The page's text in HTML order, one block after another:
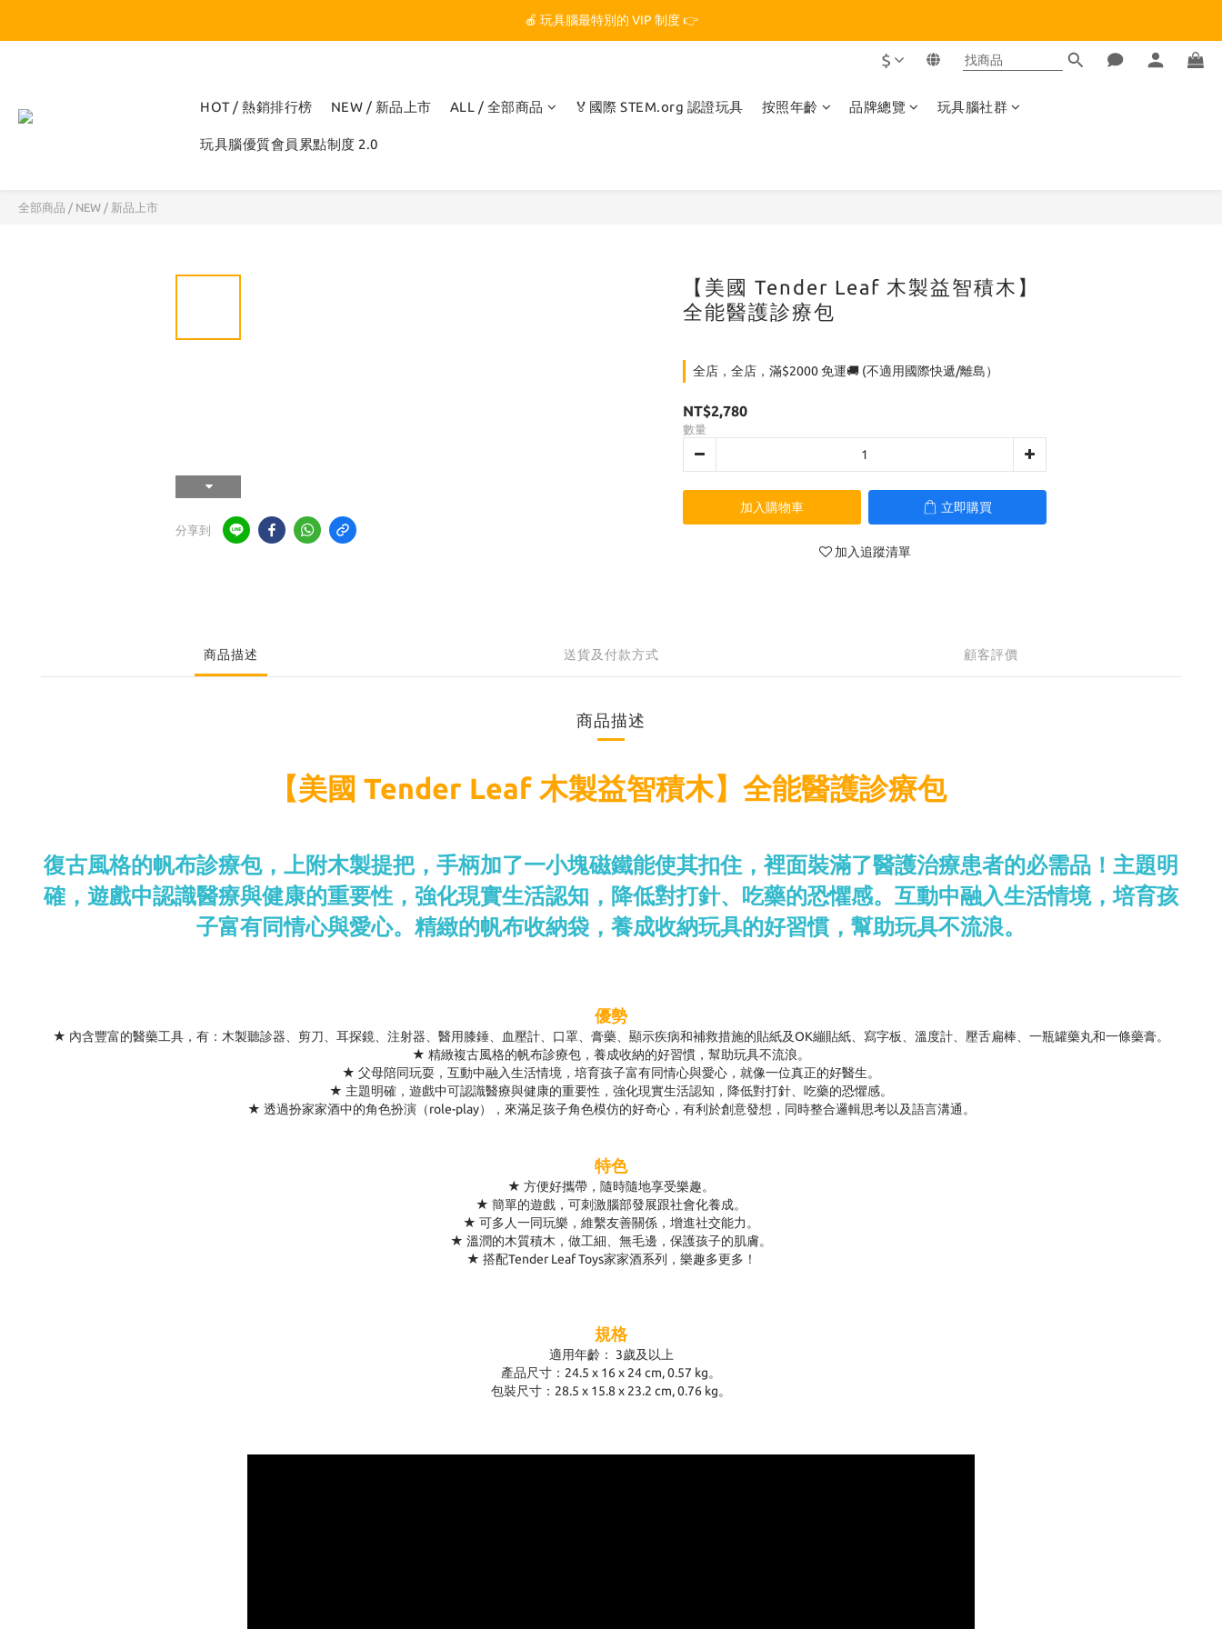
🏆 玩具腦是全台第一個獲得 STEM.org 教育平台
🍎 玩具腦最特別的 VIP 制度 👉
$
HOT / 熱銷排行榜 NEW / 新品上市 ALL / 全部商品 🏅國際 STEM.org 認證玩具 按照年齡 品牌總覽 玩具腦社群
玩具腦優質會員累點制度 2.0
全部商品 / NEW / 新品上市
分享到
【美國 Tender Leaf 木製益智積木】
全能醫護診療包
全店，全店，滿$2000 免運🚚 (不適用國際快遞/離島）
NT$2,780
數量
加入購物車 立即購買
加入追蹤清單
商品描述 送貨及付款方式 顧客評價
商品描述
【美國 Tender Leaf 木製益智積木】全能醫護診療包
復古風格的帆布診療包，上附木製提把，手柄加了一小塊磁鐵能使其扣住，裡面裝滿了醫護治療患者的必需品！主題明
確，遊戲中認識醫療與健康的重要性，強化現實生活認知，降低對打針、吃藥的恐懼感。互動中融入生活情境，培育孩
子富有同情心與愛心。精緻的帆布收納袋，養成收納玩具的好習慣，幫助玩具不流浪。
優勢
★ 內含豐富的醫藥工具，有：木製聽診器、剪刀、耳探鏡、注射器、醫用膝錘、血壓計、口罩、膏藥、顯示疾病和補救措施的貼紙及OK繃貼紙、寫字板、溫度計、壓舌扁棒、一瓶罐藥丸和一條藥膏。
★ 精緻複古風格的帆布診療包，養成收納的好習慣，幫助玩具不流浪。
★ 父母陪同玩耍，互動中融入生活情境，培育孩子富有同情心與愛心，就像一位真正的好醫生。
★ 主題明確，遊戲中可認識醫療與健康的重要性，強化現實生活認知，降低對打針、吃藥的恐懼感。
★ 透過扮家家酒中的角色扮演（role-play），來滿足孩子角色模仿的好奇心，有利於創意發想，同時整合邏輯思考以及語言溝通。
特色
★ 方便好攜帶，隨時隨地享受樂趣。
★ 簡單的遊戲，可刺激腦部發展跟社會化養成。
★ 可多人一同玩樂，維繫友善關係，增進社交能力。
★ 溫潤的木質積木，做工細、無毛邊，保護孩子的肌膚。
★ 搭配Tender Leaf Toys家家酒系列，樂趣多更多！
規格
適用年齡： 3歲及以上
產品尺寸：24.5 x 16 x 24 cm, 0.57 kg。
包裝尺寸：28.5 x 15.8 x 23.2 cm, 0.76 kg。